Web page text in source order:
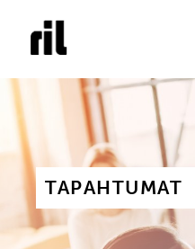
TAPAHTUMAT